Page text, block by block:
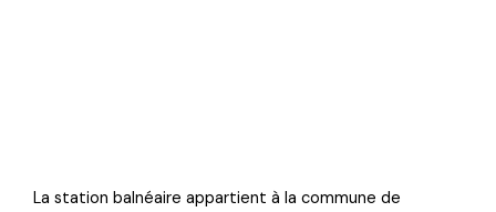
La station balnéaire appartient à la commune de